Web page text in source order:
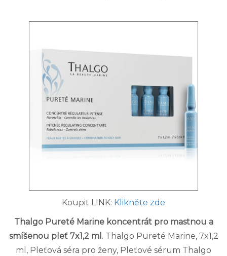
Koupit LINK: Klikněte zde
Thalgo Pureté Marine koncentrát pro mastnou a
smíšenou pleť 7x1,2 ml . Thalgo Pureté Marine, 7x1,2
ml, Pleťová séra pro ženy, Pleťové sérum Thalgo